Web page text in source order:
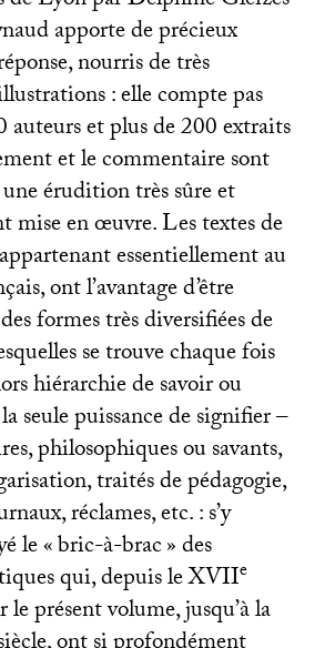
apporte de précieux
nourris de très
: elle compte pas
auteurs et plus de 200 extraits
et le commentaire sont
érudition très sûre et
mise en œuvre. Les textes de
essentiellement au
ont l’avantage d’être
formes très diversifiées de
se trouve chaque fois
hiérarchie de savoir ou
seule puissance de signifier –
philosophiques ou savants,
traités de pédagogie,
réclames, etc. : s’y
le «bric-à-brac» des
qui, depuis leXVIIe
le présent volume, jusqu’à la